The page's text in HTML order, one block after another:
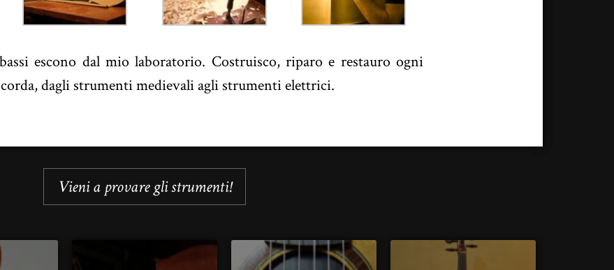
escono dal mio laboratorio. Costruisco, riparo e restauro ogni
dagli strumenti medievali agli strumenti elettrici.
Vieni a provare gli strumenti!